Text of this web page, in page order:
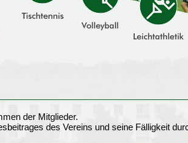
der Mitglieder.
des Vereins und seine Fälligkeit